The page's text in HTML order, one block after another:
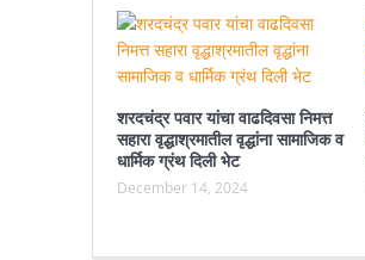
शरदचंद्र पवार यांचा वाढदिवसा निमत्त
सहारा वृद्धाश्रमातील वृद्धांना सामाजिक व
धार्मिक ग्रंथ दिली भेट
December 14, 2024